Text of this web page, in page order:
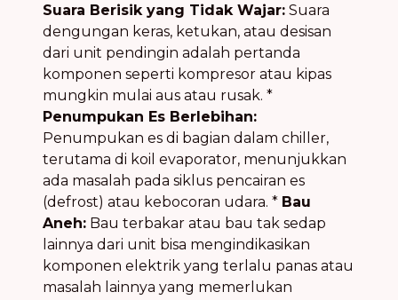
Suara Berisik yang Tidak Wajar: Suara
dengungan keras, ketukan, atau desisan
dari unit pendingin adalah pertanda
komponen seperti kompresor atau kipas
mungkin mulai aus atau rusak. *
Penumpukan Es Berlebihan:
Penumpukan es di bagian dalam chiller,
terutama di koil evaporator, menunjukkan
ada masalah pada siklus pencairan es
(defrost) atau kebocoran udara. * Bau
Aneh: Bau terbakar atau bau tak sedap
lainnya dari unit bisa mengindikasikan
komponen elektrik yang terlalu panas atau
masalah lainnya yang memerlukan